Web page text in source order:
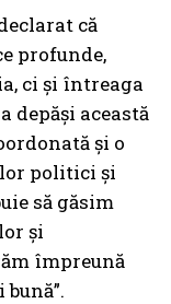
că
profunde,
ci și întreaga
depăși această
și o
politici și
să găsim
și
împreună